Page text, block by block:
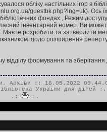
обліку настільних ігор в
guestbk.php?lng=uk). Ось їх
бібліотечних фондах , Режим
інвентарний номер. Ви
розробити та затвердити
щодо розширення
формування та зберігання
Архіви :: 18.05.2022
України для дітей :.
.:
:.